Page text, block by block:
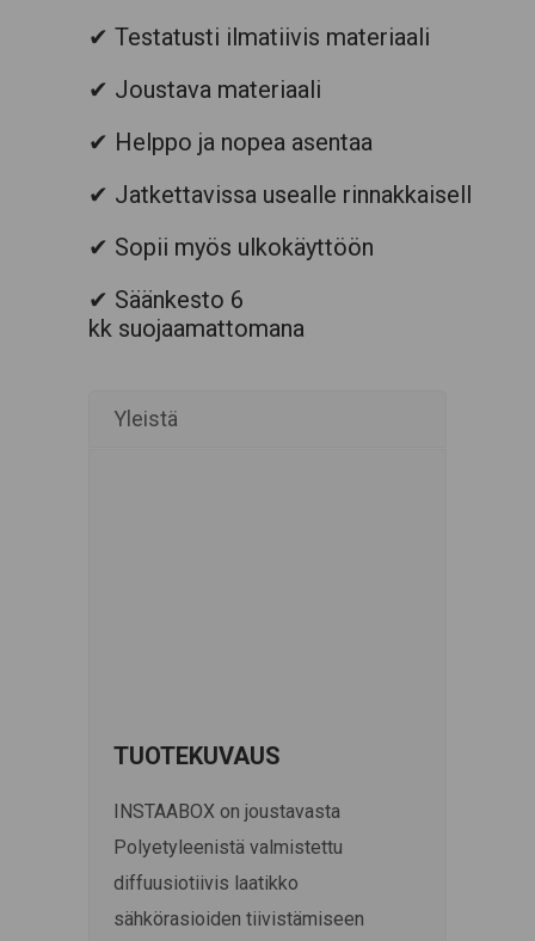
✔ Testatusti ilmatiivis materiaali
✔ Joustava materiaali
✔ Helppo ja nopea asentaa
✔ Jatkettavissa usealle rinnakkaiselle
✔ Sopii myös ulkokäyttöön
✔ Säänkesto 6
kk suojaamattomana
Yleistä
TUOTEKUVAUS
INSTAABOX on joustavasta
Polyetyleenistä valmistettu
diffuusiotiivis laatikko
sähkörasioiden tiivistämiseen